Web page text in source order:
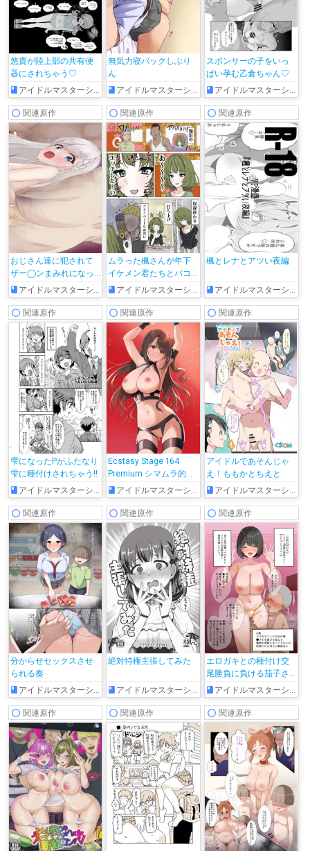
悠貴が陸上部の共有便
器にされちゃう♡
アイドルマスターシンデレラガールズ
無気力寝バックしぶり
ん
アイドルマスターシンデレラガールズ
スポンサーの子をいっ
ぱい孕む乙倉ちゃん♡
アイドルマスターシンデレラガールズ
関連原作
おじさん達に犯されて
ザー◯ンまみれになっ
ちゃう颯
アイドルマスターシンデレラガールズ
関連原作
ムラった楓さんが年下
イケメン君たちとパコ
る話アイドルマスターシンデレラガールズ
関連原作
楓とレナとアツい夜編
アイドルマスターシンデレラガールズ
関連原作
雫になったPがふたなり
雫に種付けされちゃう!!
アイドルマスターシンデレラガールズ
関連原作
Ecstasy Stage 164
Premium シマムラ的に
もオールオッケー
アイドルマスターシンデレラガールズ
関連原作
アイドルであそんじゃ
え！ももかとちえと
アイドルマスターシンデレラガールズ
関連原作
分からせセックスさせ
られる奏
アイドルマスターシンデレラガールズ
関連原作
絶対特権主張してみた
アイドルマスターシンデレラガールズ
関連原作
エロガキとの種付け交
尾勝負に負ける茄子さ
ん♥アイドルマスターシンデレラガールズ
関連原作 関連原作 関連原作